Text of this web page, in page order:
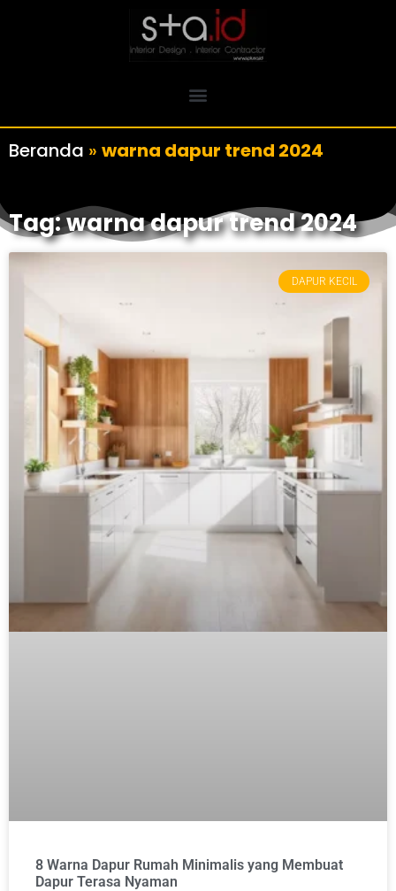
Beranda » warna dapur trend 2024
Tag: warna dapur trend 2024
DAPUR KECIL
8 Warna Dapur Rumah Minimalis yang Membuat
Dapur Terasa Nyaman